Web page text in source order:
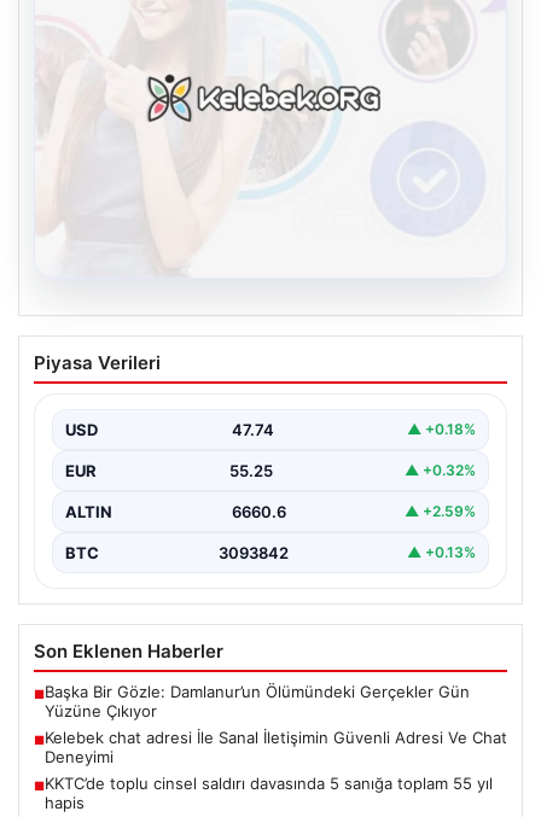
Kelebek chat adresi İle Sanal İletişimin
Güvenli Adresi Ve Chat Deneyimi
kurması ciddi bir değer barındırmaktadır. Günümüzde
birçok…
Piyasa Verileri
USD 47.74 ▲ +0.18%
EUR 55.25 ▲ +0.32%
ALTIN 6660.6 ▲ +2.59%
BTC 3093842 ▲ +0.13%
Son Eklenen Haberler
■Başka Bir Gözle: Damlanur’un Ölümündeki Gerçekler Gün
Yüzüne Çıkıyor
■Kelebek chat adresi İle Sanal İletişimin Güvenli Adresi Ve Chat
Deneyimi
■KKTC’de toplu cinsel saldırı davasında 5 sanığa toplam 55 yıl
hapis